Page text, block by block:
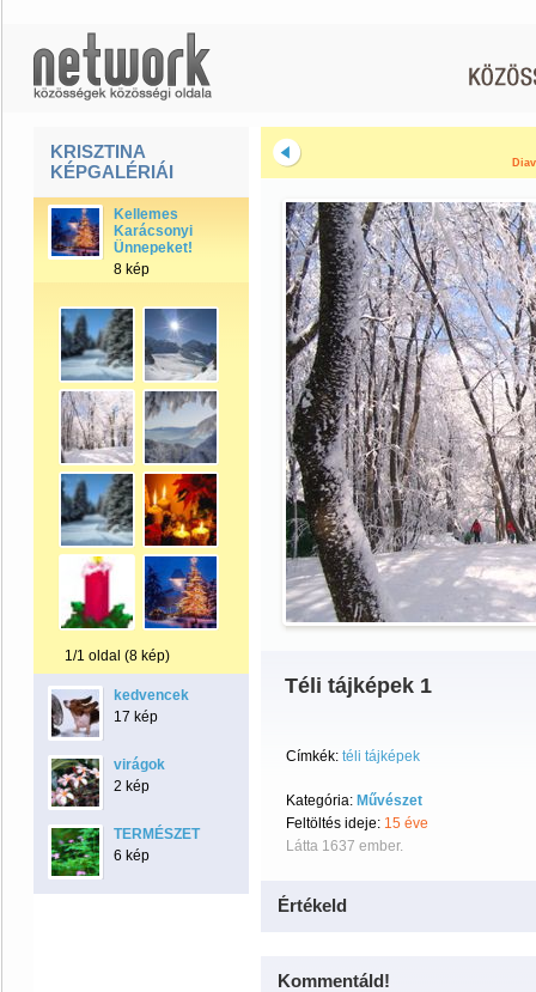
KRISZTINA
KÉPGALÉRIÁI
Kellemes
Karácsonyi
Ünnepeket!
8 kép
1/1 oldal (8 kép)
kedvencek
17 kép
virágok
2 kép
TERMÉSZET
6 kép
Téli tájképek 1
Címkék: téli tájképek
Kategória: Művészet
Feltöltés ideje: 15 éve
Látta 1637 ember.
Értékeld
Kommentáld!